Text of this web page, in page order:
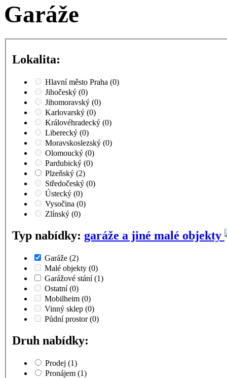
Garáže
Lokalita:
Hlavní město Praha (0)
Jihočeský (0)
Jihomoravský (0)
Karlovarský (0)
Královéhradecký (0)
Liberecký (0)
Moravskoslezský (0)
Olomoucký (0)
Pardubický (0)
Plzeňský (2)
Středočeský (0)
Ústecký (0)
Vysočina (0)
Zlínský (0)
Typ nabídky: garáže a jiné malé objekty
Garáže (2)
Malé objekty (0)
Garážové stání(1)
Ostatní(0)
Mobilheim (0)
Vinný sklep (0)
Půdní prostor(0)
Druh nabídky:
Prodej (1)
Pronájem (1)